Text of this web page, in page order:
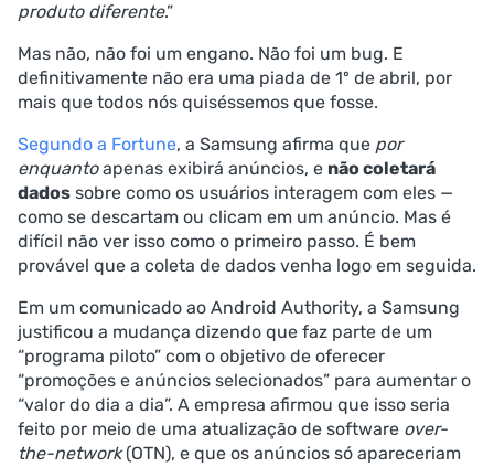
produto diferente.”
Mas não, não foi um engano. Não foi um bug. E
definitivamente não era uma piada de 1º de abril, por
mais que todos nós quiséssemos que fosse.
Segundo a Fortune, a Samsung afirma que por
enquantoapenas exibirá anúncios, e não coletará
dados sobre como os usuários interagem com eles —
como se descartam ou clicam em um anúncio. Mas é
difícil não ver isso como o primeiro passo. É bem
provável que a coleta de dados venha logo em seguida.
Em um comunicado ao Android Authority, a Samsung
justificou a mudança dizendo que faz parte de um
“programa piloto” com o objetivo de oferecer
“promoções e anúncios selecionados” para aumentar o
“valor do dia a dia”. A empresa afirmou que isso seria
feito por meio de uma atualização de software over-
the-network(OTN), e que os anúncios só apareceriam